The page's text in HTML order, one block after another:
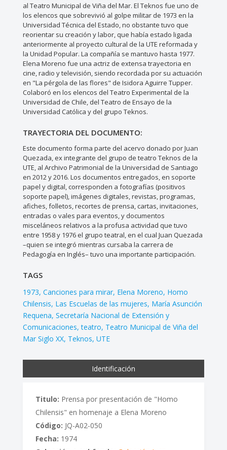
al Teatro Municipal de Viña del Mar. El Teknos fue uno de
los elencos que sobrevivió al golpe militar de 1973 en la
Universidad Técnica del Estado, no obstante tuvo que
reorientar su creación y labor, que había estado ligada
anteriormente al proyecto cultural de la UTE reformada y
la Unidad Popular. La compañía se mantuvo hasta 1977.
Elena Moreno fue una actriz de extensa trayectoria en
cine, radio y televisión, siendo recordada por su actuación
en "La pérgola de las flores" de Isidora Aguirre Tupper.
Colaboró en los elencos del Teatro Experimental de la
Universidad de Chile, del Teatro de Ensayo de la
Universidad Católica y del grupo Teknos.
TRAYECTORIA DEL DOCUMENTO:
Este documento forma parte del acervo donado por Juan
Quezada, ex integrante del grupo de teatro Teknos de la
UTE, al Archivo Patrimonial de la Universidad de Santiago
en 2012 y 2016. Los documentos entregados, en soporte
papel y digital, corresponden a fotografías (positivos
soporte papel), imágenes digitales, revistas, programas,
afiches, folletos, recortes de prensa, cartas, invitaciones,
entradas o vales para eventos, y documentos
misceláneos relativos a la profusa actividad que tuvo
entre 1958 y 1976 el grupo teatral, en el cual Juan Quezada
–quien se integró mientras cursaba la carrera de
Pedagogía en Inglés– tuvo una importante participación.
TAGS
1973 Canciones para mirar Elena Moreno Homo
Chilensis Las Escuelas de las mujeres María Asunción
Requena Secretaría Nacional de Extensión y
Comunicaciones teatro Teatro Municipal de Viña del
Mar Siglo XX Teknos UTE
Identificación
Titulo: Prensa por presentación de "Homo
Chilensis" en homenaje a Elena Moreno
Código: JQ-A02-050
Fecha: 1974